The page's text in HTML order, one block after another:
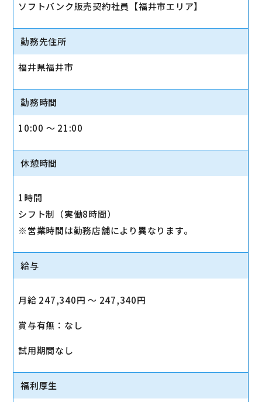
ソフトバンク販売契約社員【福井市エリア】
勤務先住所
福井県福井市
勤務時間
10:00 〜 21:00
休憩時間
1時間
シフト制（実働8時間）
※営業時間は勤務店舗により異なります。
給与
月給 247,340円 〜 247,340円
賞与有無：なし
試用期間なし
福利厚生